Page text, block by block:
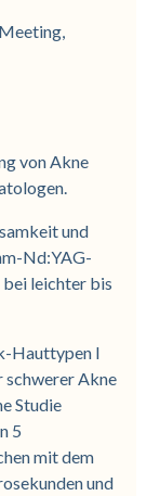
von Akne
und
Nd:YAG-
leichter bis
Hauttypen I
schwerer Akne
Studie
5
mit dem
und